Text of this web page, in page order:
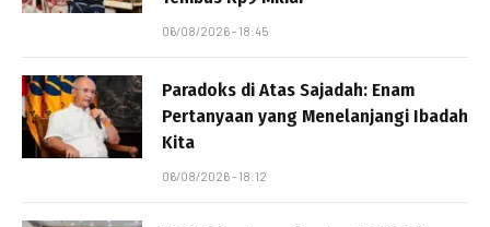
06/08/2026 - 18:45
Paradoks di Atas Sajadah: Enam
Pertanyaan yang Menelanjangi Ibadah
Kita
06/08/2026 - 18:12